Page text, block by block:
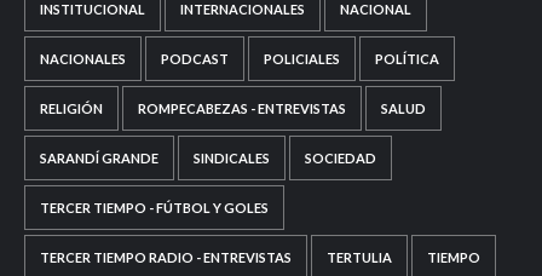
INSTITUCIONAL INTERNACIONALES NACIONAL
NACIONALES PODCAST POLICIALES POLÍTICA
RELIGIÓN ROMPECABEZAS - ENTREVISTAS SALUD
SARANDÍ GRANDE SINDICALES SOCIEDAD
TERCER TIEMPO - FÚTBOL Y GOLES
TERCER TIEMPO RADIO - ENTREVISTAS TERTULIA TIEMPO